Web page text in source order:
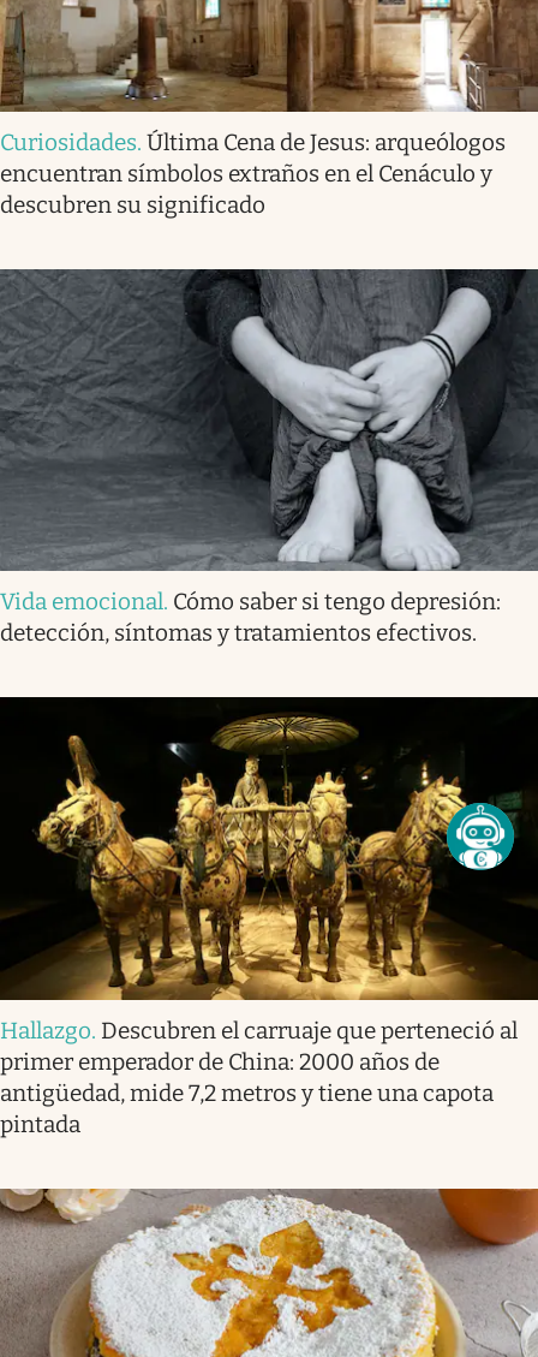
Curiosidades. Última Cena de Jesus: arqueólogos
encuentran símbolos extraños en el Cenáculo y
descubren su significado
Vida emocional. Cómo saber si tengo depresión:
detección, síntomas y tratamientos efectivos.
Hallazgo. Descubren el carruaje que perteneció al
primer emperador de China: 2000 años de
antigüedad, mide 7,2 metros y tiene una capota
pintada